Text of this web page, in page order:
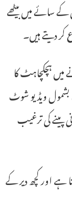
سائے میں بیٹھے
کر دیتے ہیں۔
ہچکچاہٹ کا
بشمول ویڈیو شوٹ
کی ترغیب
ہے اور کچھ دیر کے